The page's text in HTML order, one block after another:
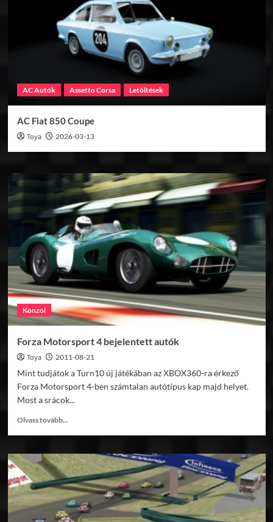
AC Autók Assetto Corsa Letöltések
AC Fiat 850 Coupe
Toya 2026-03-13
Konzol
Forza Motorsport 4 bejelentett autók
Toya 2011-08-21
Mint tudjátok a Turn10 új játékában az XBOX360-ra érkező
Forza Motorsport 4-ben számtalan autótípus kap majd helyet.
Most a srácok...
Olvass tovább...
Forza
Motorsport
4
bejelentett
autók